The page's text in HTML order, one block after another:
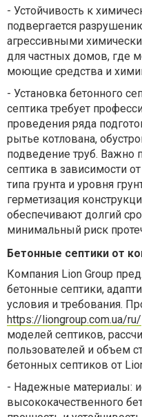
- Устойчивость к
подвергается
агрессивными
для частных домов, где
моющие средства и
- Установка бетонного
септика требует
проведения ряда
рытье котлована,
подведение труб. Важно
септика в зависимости
типа грунта и уровня
герметизация
обеспечивают долгий
минимальный риск
Бетонные септики от
Компания Lion Group
бетонные септики,
условия и требования.
https://liongroup.com.ua/ru/
моделей септиков,
пользователей и объем
бетонных септиков от
- Надежные материалы:
высококачественного